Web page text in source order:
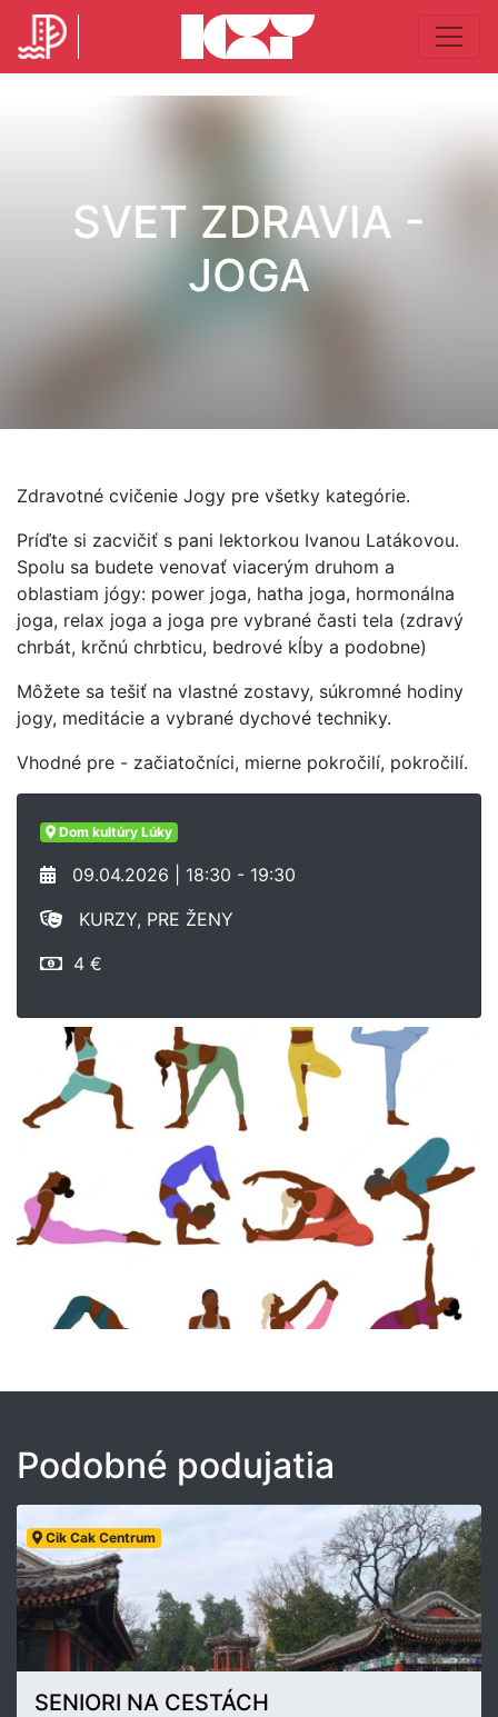
SVET ZDRAVIA -
JOGA
Zdravotné cvičenie Jogy pre všetky kategórie.
Príďte si zacvičiť s pani lektorkou Ivanou Latákovou.
Spolu sa budete venovať viacerým druhom a
oblastiam jógy: power joga, hatha joga, hormonálna
joga, relax joga a joga pre vybrané časti tela (zdravý
chrbát, krčnú chrbticu, bedrové kĺby a podobne)
Môžete sa tešiť na vlastné zostavy, súkromné hodiny
jogy, meditácie a vybrané dychové techniky.
Vhodné pre - začiatočníci, mierne pokročilí, pokročilí.
Dom kultúry Lúky
09.04.2026 | 18:30 - 19:30
KURZY, PRE ŽENY
4 €
Podobné podujatia
Cik Cak Centrum
SENIORI NA CESTÁCH